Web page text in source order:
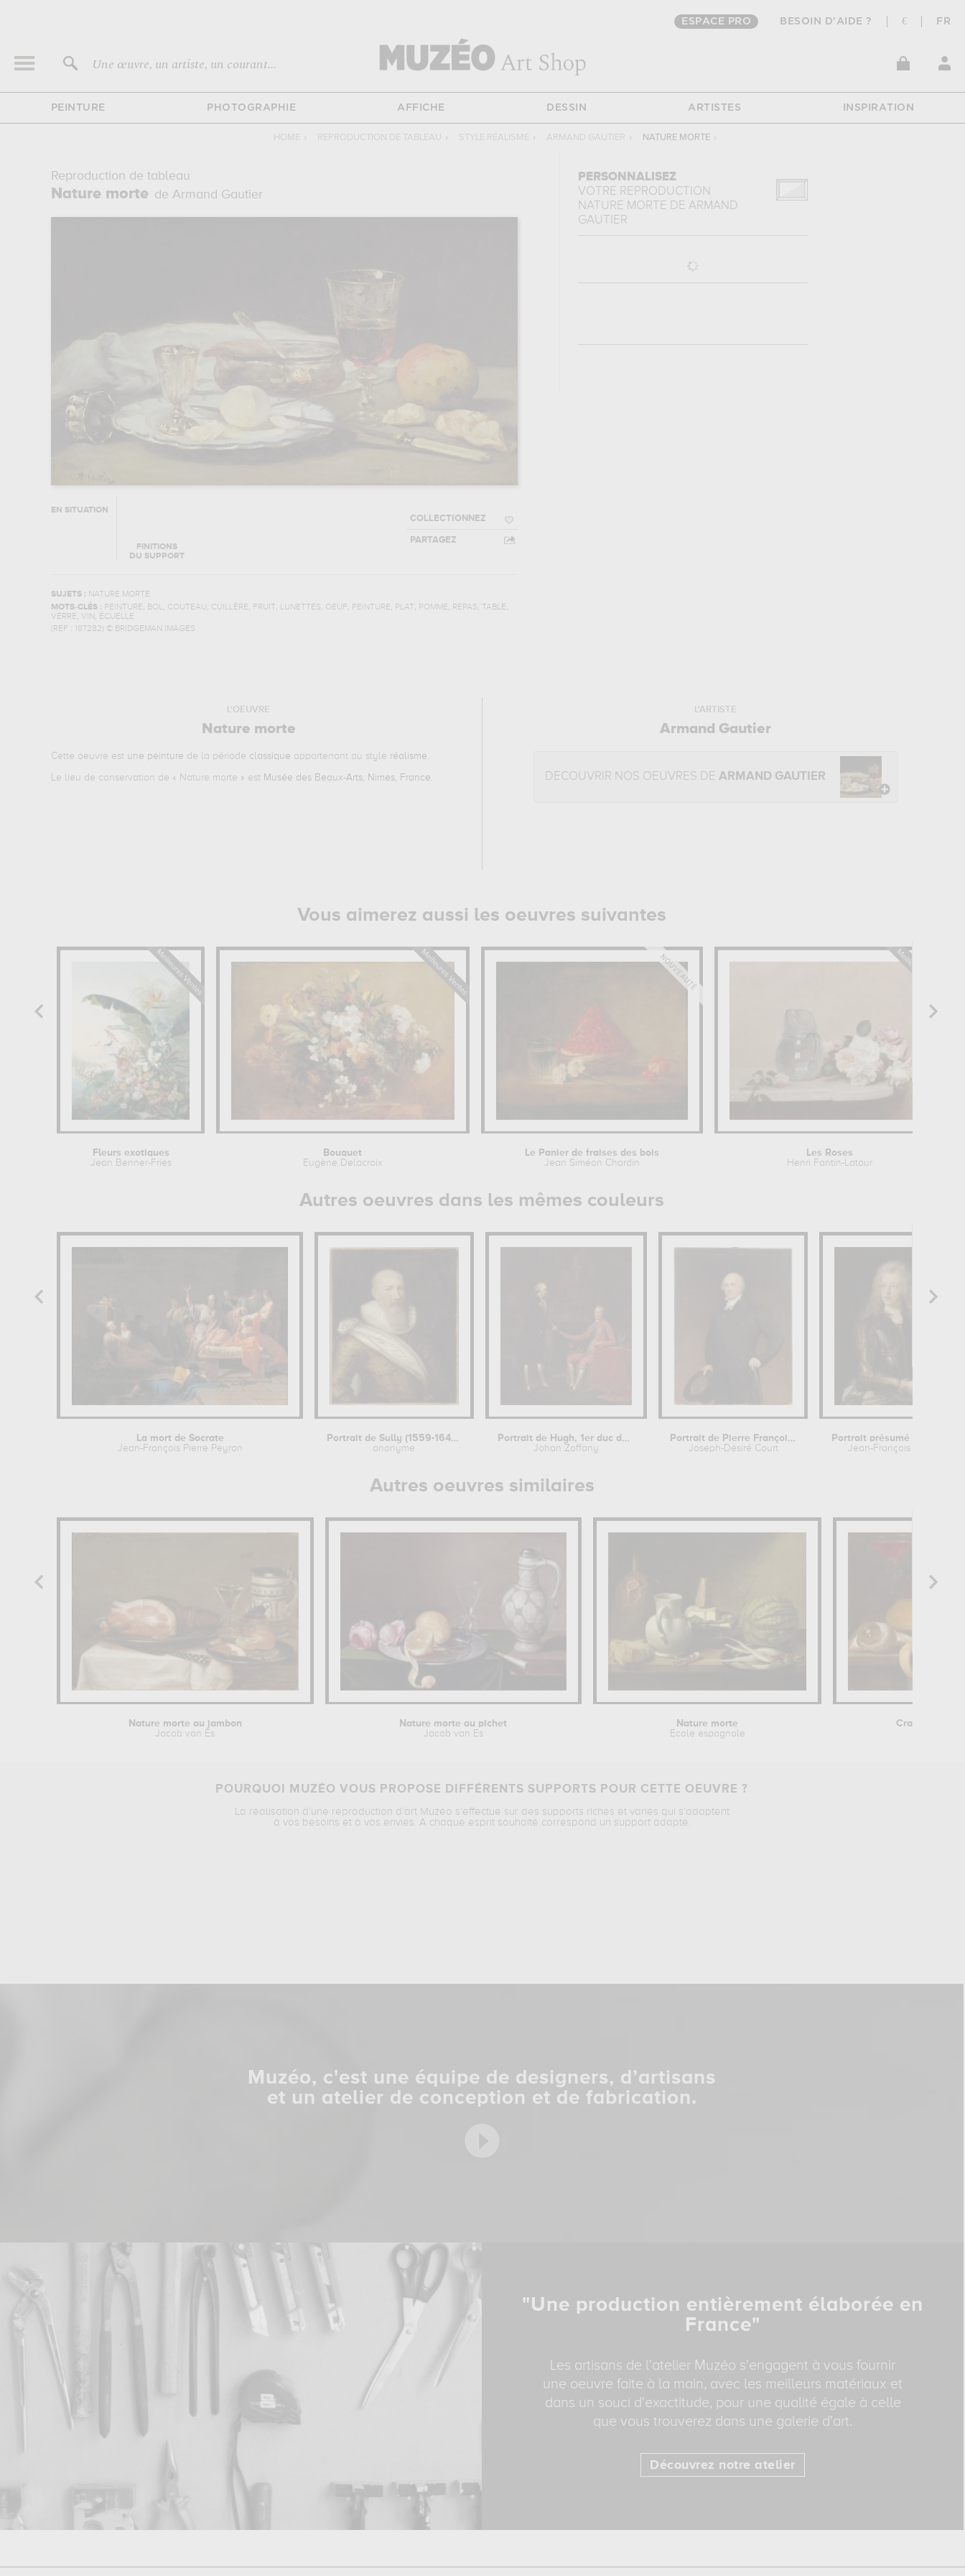
ESPACE PRO BESOIN D'AIDE ? € FR
Une œuvre, un artiste, un courant...
PEINTURE PHOTOGRAPHIE AFFICHE DESSIN ARTISTES INSPIRATION
HOME › REPRODUCTION DE TABLEAU › STYLE RÉALISME › ARMAND GAUTIER › NATURE MORTE ›
Reproduction de tableau
Nature morte de Armand Gautier
EN SITUATION
FINITIONS
DU SUPPORT
COLLECTIONNEZ
PARTAGEZ
SUJETS : NATURE MORTE
MOTS-CLÉS : PEINTURE, BOL, COUTEAU, CUILLÈRE, FRUIT, LUNETTES, OEUF, PEINTURE, PLAT, POMME, REPAS, TABLE,
VERRE, VIN, ÉCUELLE
(REF :
187282) © BRIDGEMAN IMAGES
PERSONNALISEZ
VOTRE REPRODUCTION
NATURE MORTE DE ARMAND
GAUTIER
L'OEUVRE
Nature morte
Cette oeuvre est une peinture de la période classique appartenant au style réalisme.
Le lieu de conservation de « Nature morte » est Musée des Beaux-Arts, Nimes, France.
L'ARTISTE
Armand Gautier
DÉCOUVRIR NOS OEUVRES DE ARMAND GAUTIER
Vous aimerez aussi les oeuvres suivantes
Fleurs exotiques
Jean Benner-Fries
Bouquet
Eugène Delacroix
Le Panier de fraises des bois
Jean Siméon Chardin
Les Roses
Henri Fantin-Latour
Autres oeuvres dans les mêmes couleurs
La mort de Socrate
Jean-François Pierre Peyron
Portrait de Sully (1559-1641) en...
anonyme
Portrait de Hugh, 1er duc de...
Johan Zoffany
Portrait de Pierre François Léonard...
Joseph-Désiré Court
Jean-François de Troy
Autres oeuvres similaires
Nature morte au jambon
Jacob van Es
Nature morte au pichet
Jacob van Es
Nature morte
Ecole espagnole
Crabes,
POURQUOI MUZÉO VOUS PROPOSE DIFFÉRENTS SUPPORTS POUR CETTE OEUVRE ?
La réalisation d’une reproduction d’art Muzéo s’effectue sur des supports riches et variés qui s’adaptent
à vos besoins et à vos envies. A chaque esprit souhaité correspond un support adapté.
Muzéo, c'est une équipe de designers, d’artisans
et un atelier de conception et de fabrication.
"Une production entièrement élaborée en
France"
Les artisans de l'atelier Muzéo s'engagent à vous fournir
une oeuvre faite à la main, avec les meilleurs matériaux et
dans un souci d'exactitude, pour une qualité égale à celle
que vous trouverez dans une galerie d'art.
Découvrez notre atelier